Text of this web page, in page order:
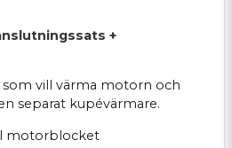
+
som vill värma motorn och
separat kupévärmare.
motorblocket